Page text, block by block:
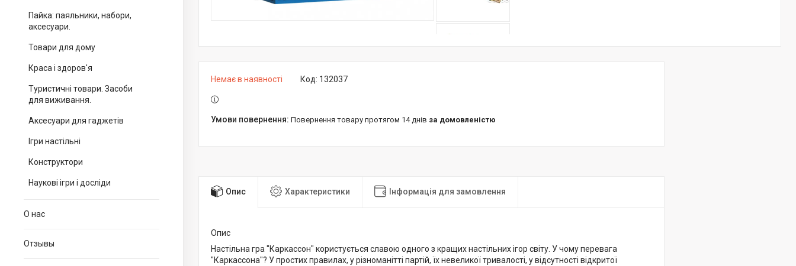
Пайка: паяльники, набори,
аксесуари.
Товари для дому
Краса і здоров'я
Туристичні товари. Засоби
для виживання.
Аксесуари для гаджетів
Ігри настільні
Конструктори
Наукові ігри і досліди
О нас
Отзывы
Немає в наявності Код: 132037
повернення товару протягом 14 днів за домовленістю
Опис Характеристики Інформація для замовлення
Опис
Настільна гра "Каркассон" користується славою одного з кращих настільних ігор світу. У чому перевага
"Каркассона"? У простих правилах, у різноманітті партій, їх невеликої тривалості, у відсутності відкритої